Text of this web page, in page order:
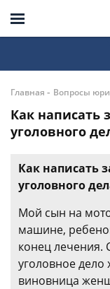
Главная - Вопросы
Как написать
уголовного
Как написать
уголовного
Мой сын на
машине,
конец лечения.
уголовное дело
виновница